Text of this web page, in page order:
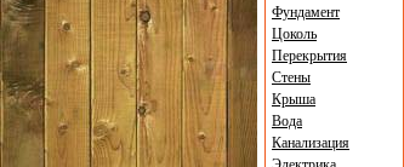
Фундамент
Цоколь
Перекрытия
Стены
Крыша
Вода
Канализация